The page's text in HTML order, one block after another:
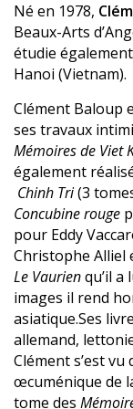
Né en 1978,
Beaux-Arts
étudie
Hanoi (Vietnam).
Clément Baloup
ses travaux
Mémoires de Viet
également
Chinh Tri(3
Concubine rouge
pour Eddy
Christophe Alliel
Le Vaurienqu’il
images il rend
asiatique.Ses
allemand,
Clément s’est
œcuménique de
tome des